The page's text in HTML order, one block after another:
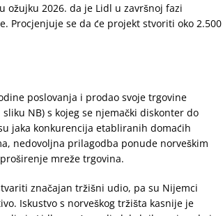
ožujku 2026. da je Lidl u završnoj fazi
Procjenjuje se da će projekt stvoriti oko 2.500
poslovanja i prodao svoje trgovine
NB) s kojeg se njemački diskonter do
jaka konkurencija etabliranih domaćih
nedovoljna prilagodba ponude norveškim
mreže trgovina.
značajan tržišni udio, pa su Nijemci
Iskustvo s norveškog tržišta kasnije je